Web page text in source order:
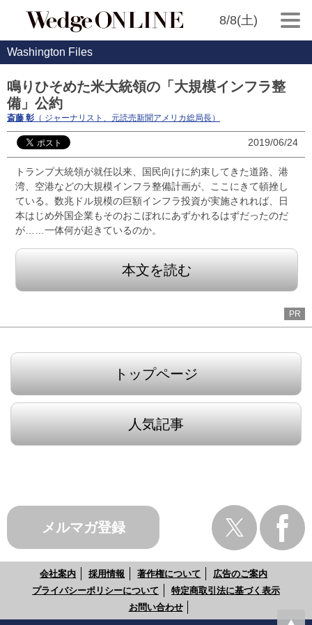
8/8(土)
Washington Files
鳴りひそめた米大統領の「大規模インフラ整
備」公約
斎藤 彰 （ ジャーナリスト、元読売新聞アメリカ総局長）
2019/06/24
トランプ大統領が就任以来、国民向けに約束してきた道路、港
湾、空港などの大規模インフラ整備計画が、ここにきて頓挫し
ている。数兆ドル規模の巨額インフラ投資が実施されれば、日
本はじめ外国企業もそのおこぼれにあずかれるはずだったのだ
が……一体何が起きているのか。
本文を読む
PR
トップページ
人気記事
メルマガ登録
会社案内 採用情報 著作権について
広告のご案内
プライバシーポリシーについて
特定商取引法に基づく表示
お問い合わせ